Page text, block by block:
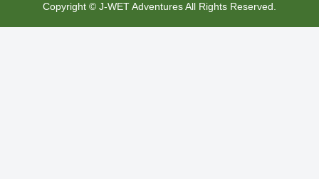
Copyright © J-WET Adventures All Rights Reserved.